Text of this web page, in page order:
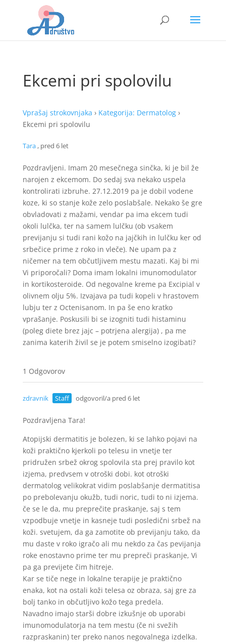
Ekcemi pri spolovilu
Vprašaj strokovnjaka › Kategorija: Dermatolog›
Ekcemi pri spolovilu
Tara, pred 6 let
Pozdravljeni. Imam 20 mesečnega sinčka, ki je bil že
narojen z ekcemom. Do sedaj sva nekako uspela
kontrolirati izbruhe. 27.12.2019 pa je dobil vodene
koze, ki so stanje kože zelo poslabšale. Nekako še gre
obvladovati z mažami, vendar pa ima ekcem tudi
okoli lulčka, ter na samem lulčku (ob vsakem
previjanju si tudi rani kožo na jajčkih in lulčku ker od
srbečice prime z roko in vleče). Ne upam pa z
ničemer na tem občutljivem mestu mazati. Kaj bi mi
Vi priporočali? Doma imam lokalni imunomodulator
in kortikosteroide. Od negovalne kreme pa Excipial v
olivnem olju 5%. Izvajava pa tudi kopeli v hrastovem
lubju ter z Octenisanom. In pa še eno kratko
vprašanje. Poskusili bi se izogniti tudi histaminu
(poleg diete brez jajc – potrjena alergija) , pa me
zanima katerih živil se je potem smiselno izogibati?
1 Odgovorov
zdravnik Staff odgovoril/a pred 6 let
Pozdravljena Tara!
Atopijski dermatitis je bolezen, ki se lahko pojavi na
koži praktično kjerkoli po telesu in vnetje ter
pridružen srbež okrog spolovila sta prej pravilo kot
izjema, predvsem v otroški dobi. kot otroški
dermatolog velikokrat vidim poslabšanje dermatitisa
po prebolevanju okužb, tudi noric, tudi to ni izjema.
če se le da, mu preprečite praskanje, saj s tem
vzpodbuje vnetje in kasneje tudi posledični srbež na
koži. svetujem, da ga zamotite ob previjanju tako, da
mu daste v roko igračo ali mu nekdo za čas pevijanja
roke enostavno prime ter mu prepreči praskanje, Vi
pa ga previjete čim hitreje.
Kar se tiče nege in lokalne terapije je praktično
enaka, kot na ostali koži telesa oz obraza, saj gre za
bolj tanko in občutljivo kožo tega predela.
Navadno imajo starši dobre izkušnje ob uporabi
imunomodulatorja na tem mestu (če ni svežih
razpraskanin) ter preko nanos negovalnega izdelka.